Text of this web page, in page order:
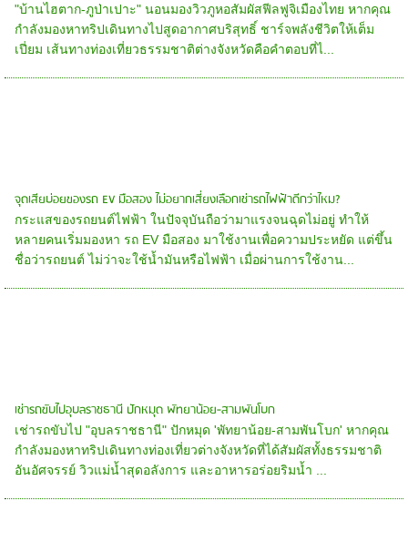
"บ้านไฮตาก-ภูป่าเปาะ" นอนมองวิวภูหอสัมผัสฟีลฟูจิเมืองไทย หากคุณ
กำลังมองหาทริปเดินทางไปสูดอากาศบริสุทธิ์ ชาร์จพลังชีวิตให้เต็ม
เปี่ยม เส้นทางท่องเที่ยวธรรมชาติต่างจังหวัดคือคำตอบที่ไ...
จุดเสียบ่อยของรถ EV มือสอง ไม่อยากเสี่ยงเลือกเช่ารถไฟฟ้าดีกว่าไหม?
กระแสของรถยนต์ไฟฟ้า ในปัจจุบันถือว่ามาแรงจนฉุดไม่อยู่ ทำให้
หลายคนเริ่มมองหา รถ EV มือสอง มาใช้งานเพื่อความประหยัด แต่ขึ้น
ชื่อว่ารถยนต์ ไม่ว่าจะใช้น้ำมันหรือไฟฟ้า เมื่อผ่านการใช้งาน...
เช่ารถขับไปอุบลราชธานี ปักหมุด พัทยาน้อย-สามพันโบก
เช่ารถขับไป "อุบลราชธานี" ปักหมุด 'พัทยาน้อย-สามพันโบก' หากคุณ
กำลังมองหาทริปเดินทางท่องเที่ยวต่างจังหวัดที่ได้สัมผัสทั้งธรรมชาติ
อันอัศจรรย์ วิวแม่น้ำสุดอลังการ และอาหารอร่อยริมน้ำ ...